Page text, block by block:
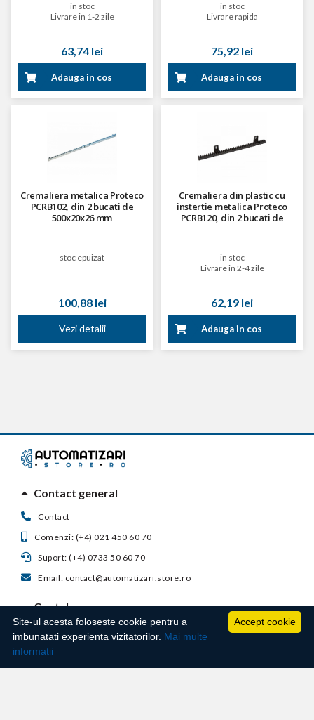
in stoc
Livrare in 1-2 zile
63,74 lei
Adauga in cos
in stoc
Livrare rapida
75,92 lei
Adauga in cos
Cremaliera metalica Proteco
PCRB102, din 2 bucati de
500x20x26 mm
stoc epuizat
100,88 lei
Vezi detalii
Cremaliera din plastic cu
instertie metalica Proteco
PCRB120, din 2 bucati de
in stoc
Livrare in 2-4 zile
62,19 lei
Adauga in cos
Contact general
Contact
Comenzi: (+4) 021 450 60 70
Suport: (+4) 0733 50 60 70
Email: contact@automatizari.store.ro
Contul meu
Suport clienti
Informatii utile
Accept cookie
Site-ul acesta foloseste cookie pentru a
imbunatati experienta vizitatorilor. Mai multe
informatii